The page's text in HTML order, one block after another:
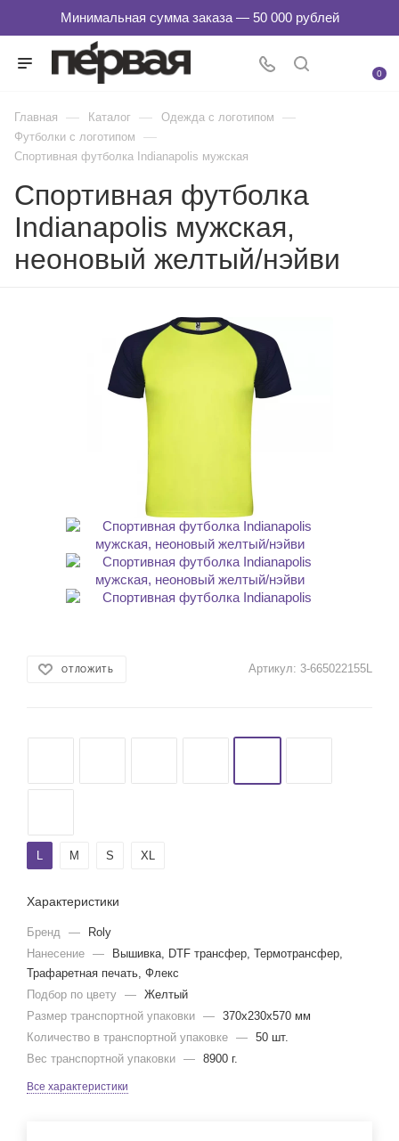
0
Главная — Каталог — Одежда с логотипом —
Футболки с логотипом —
Спортивная футболка Indianapolis мужская
Спортивная футболка
Indianapolis мужская,
неоновый желтый/нэйви
ОТЛОЖИТЬ Артикул: 3-665022155L
L M S XL
Характеристики
Бренд —
Roly
Нанесение —
Вышивка, DTF трансфер, Термотрансфер,
Трафаретная печать, Флекс
Подбор по цвету — Желтый
Размер транспортной упаковки — 370x230x570 мм
Количество в транспортной упаковке — 50 шт.
Вес транспортной упаковки — 8900 г.
Все характеристики